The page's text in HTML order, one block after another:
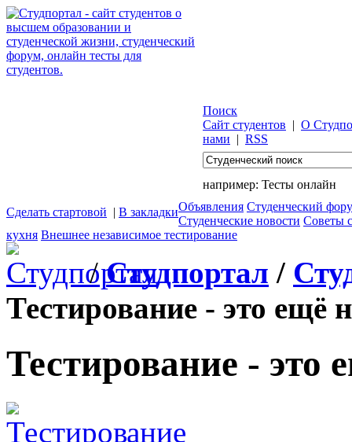
Поиск
Сайт студентов | О
нами | RSS
например: Тесты онлайн
Сделать стартовой | В закладкиОбъявления Студенческий
Студенческие новости Советы
кухня Внешнее независимое тестирование
/Студпортал /
Тестирование - это ещё
Тестирование - это